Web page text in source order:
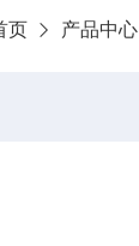
页 产品中心